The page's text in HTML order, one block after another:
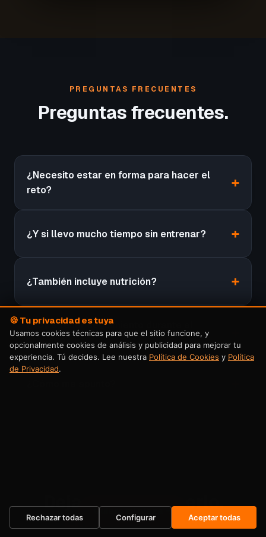
PREGUNTAS FRECUENTES
Preguntas frecuentes.
¿Necesito estar en forma para hacer el
reto?
¿Y si llevo mucho tiempo sin entrenar?
¿También incluye nutrición?
¿Voy a tener seguimiento durante el
proceso?
Dejas de posponerlo.
Empiezas ahora.
Quiero mi plaza →
🍪 Tu privacidad es tuya
Usamos cookies técnicas para que el sitio funcione, y
opcionalmente cookies de análisis y publicidad para mejorar tu
experiencia. Tú decides. Lee nuestra Política de Cookies y Política
de Privacidad.
Rechazar todas Configurar Aceptar todas